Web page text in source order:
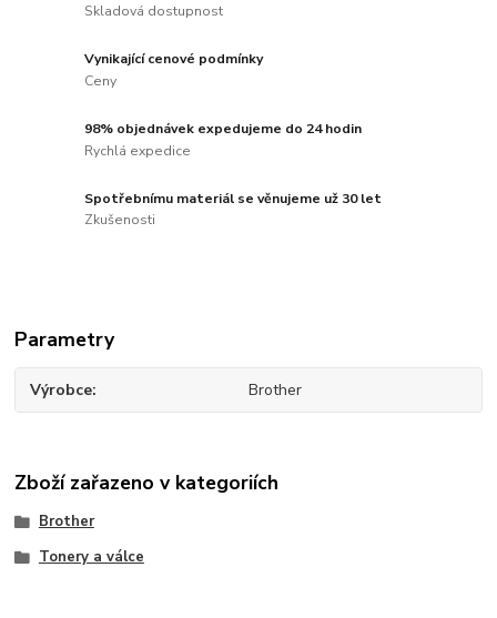
Skladová dostupnost
Vynikající cenové podmínky
Ceny
98% objednávek expedujeme do 24 hodin
Rychlá expedice
Spotřebnímu materiál se věnujeme už 30 let
Zkušenosti
Parametry
Výrobce Brother
Zboží zařazeno v kategoriích
Brother
Tonery a válce